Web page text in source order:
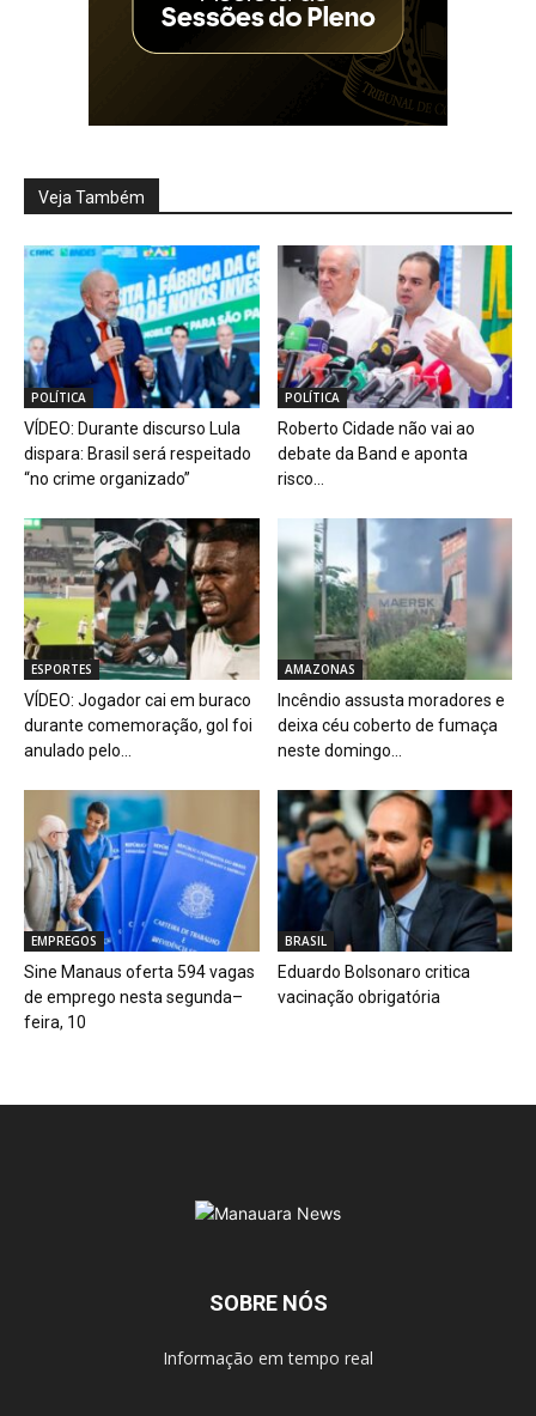
Veja Também
POLÍTICA
VÍDEO: Durante discurso Lula
dispara: Brasil será respeitado
“no crime organizado”
POLÍTICA
Roberto Cidade não vai ao
debate da Band e aponta
risco...
ESPORTES
VÍDEO: Jogador cai em buraco
durante comemoração, gol foi
anulado pelo...
AMAZONAS
Incêndio assusta moradores e
deixa céu coberto de fumaça
neste domingo...
EMPREGOS
Sine Manaus oferta 594 vagas
de emprego nesta segunda–
feira, 10
BRASIL
Eduardo Bolsonaro critica
vacinação obrigatória
SOBRE NÓS
Informação em tempo real